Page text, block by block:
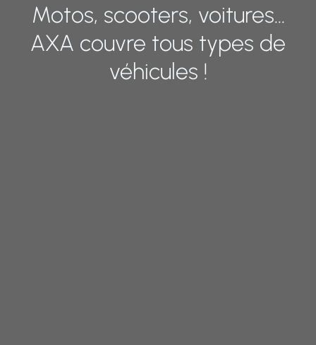
Motos, scooters, voitures…
AXA couvre tous types de
véhicules !